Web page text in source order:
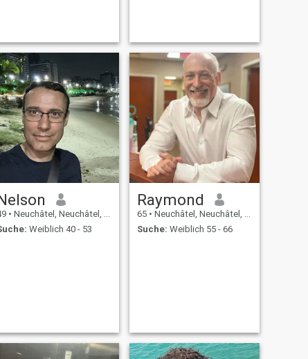
• Neuchâtel, Neuchâtel, Schweiz
Weiblich 40 - 53
Raymond
65 • Neuchâtel, Neuchâtel, Schweiz
Suche: Weiblich 55 - 66